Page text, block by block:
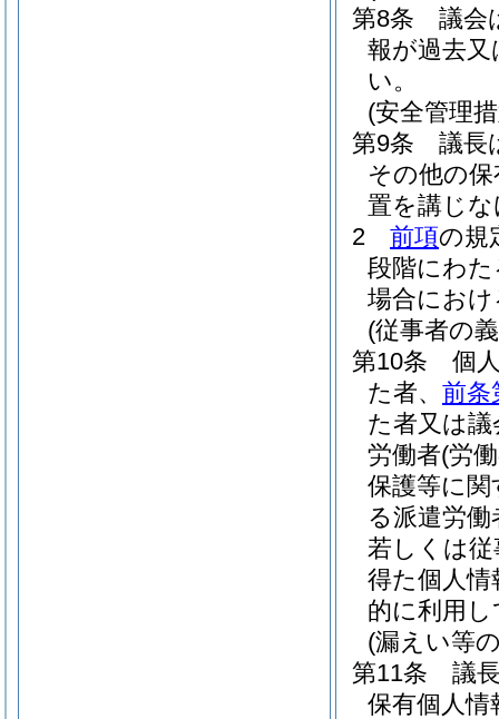
第8条
議会
報が過去
い。
(安全管理
第9条
議長
その他の
置を講じ
2
前項の規
段階にわ
場合にお
(従事者の
第10条
個
た者、 前条
た者又は
労働者(労
保護等に関
る派遣労
若しくは
得た個人
的に利用
(漏えい等
第11条
議
保有個人